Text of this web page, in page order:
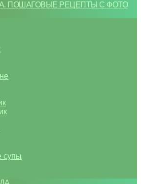
ПОШАГОВЫЕ РЕЦЕПТЫ С ФОТО
супы